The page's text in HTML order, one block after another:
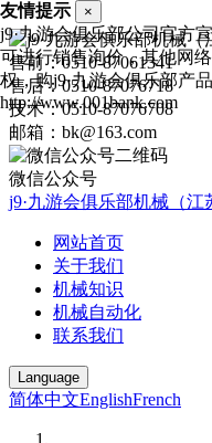
售前：0510-87061341
售后：0510-87076718
技术：0510-87076708
邮箱：bk@163.com
微信公众号
j9·九游会俱乐部机械（江
网站首页
关于我们
机械知识
机械自动化
联系我们
Language
简体中文EnglishFrench
友情提示 ×
j9·九游会俱乐部公司官方
可进行销售询价，其他网
权，购j9·九游会俱乐部产
http://www.001bank.com